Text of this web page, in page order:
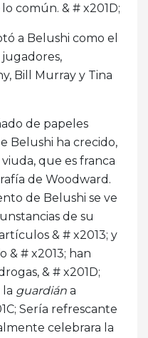
común. & # x201D;
a Belushi como el
jugadores,
Bill Murray y Tina
de papeles
Belushi ha crecido,
que es franca
de Woodward.
de Belushi se ve
de su
& # x2013; y
& # x2013; han
& # x201D;
la guardián a
Sería refrescante
celebrara la